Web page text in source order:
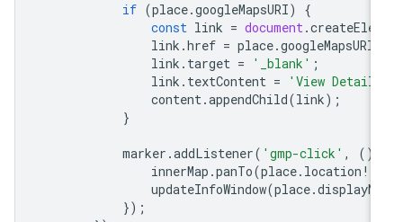
if (place.googleMapsURI
const link = document.
link.href = place.googleMapsURI
link.target '_blank'
link.textContent = 'View
content.appendChild(link
marker.addListener('gmp-click' ,
innerMap.panTo(place.location
updateInfoWindow(place.